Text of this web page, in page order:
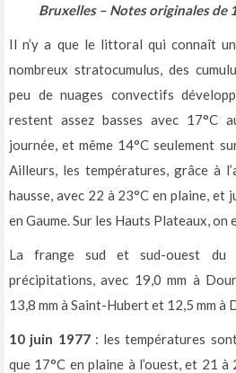
Bruxelles – Notes originales de
Il n’y a que le littoral qui connaît
nombreux stratocumulus, des
peu de nuages convectifs
restent assez basses avec 17°C
journée, et même 14°C seulement
Ailleurs, les températures, grâce à
hausse, avec 22 à 23°C en plaine, et
en Gaume. Sur les Hauts Plateaux,
La frange sud et sud-ouest
précipitations, avec 19,0 mm à
13,8 mm à Saint-Hubert et 12,5 mm à
10 juin 1977: les températures
que 17°C en plaine à l’ouest, et 21 à